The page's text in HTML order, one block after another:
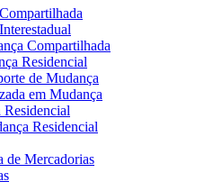
Compartilhada
Residencial
de Mudança
em Mudança
Residencial
Residencial
de Mercadorias